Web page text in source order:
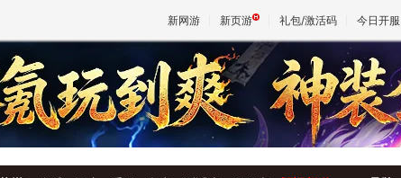
新网游 新页游 礼包/激活码 今日开服